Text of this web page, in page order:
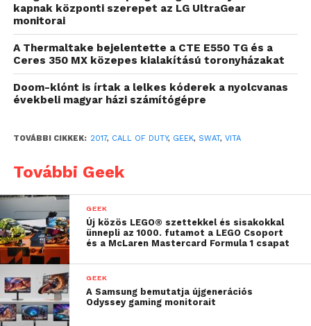
helyette Andrew Finch-nek adta ki magát, aki
történetesen egy létező személy volt, létező
lakcímmel, így keveredett bele ebbe a borzalmas
szituációba.
Az még ugyan nem tisztázott, hogy miért lőtték le a
férfit, aki később a kórházban belehalt sérüléseibe,
azt már számtalanszor láthattuk más eseteknél is.
The Verge
Nagyon megrendítő, hogy egy online játék milyen
erős indulatokat képes generálni az elfojtással élő
emberekben. Ha nem is akart emberáldozatot senki,
a felelőtlen döntések sorozata akkor is azt a férfit
terheli, aki a másikat hamisan ilyen súlyos vádakkal
illeti.
kapnak központi szerepet az LG UltraGear
monitorai
A Thermaltake bejelentette a CTE E550 TG és a
Ceres 350 MX közepes kialakítású toronyházakat
Doom-klónt is írtak a lelkes kóderek a nyolcvanas
évekbeli magyar házi számítógépre
TOVÁBBI CIKKEK: 2017, CALL OF DUTY, GEEK, SWAT, VITA
További Geek
GEEK
Új közös LEGO® szettekkel és sisakokkal
ünnepli az 1000. futamot a LEGO Csoport
és a McLaren Mastercard Formula 1 csapat
GEEK
A Samsung bemutatja újgenerációs
Odyssey gaming monitorait